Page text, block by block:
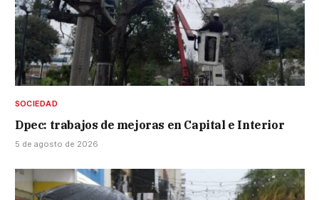
SOCIEDAD
Dpec: trabajos de mejoras en Capital e Interior
5 de agosto de 2026